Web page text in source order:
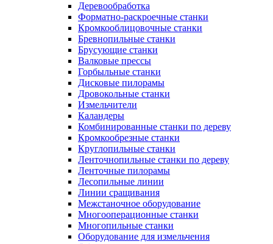
Деревообработка
Форматно-раскроечные станки
Кромкооблицовочные станки
Бревнопильные станки
Брусующие станки
Валковые прессы
Горбыльные станки
Дисковые пилорамы
Дровокольные станки
Измельчители
Каландеры
Комбинированные станки по дереву
Кромкообрезные станки
Круглопильные станки
Ленточнопильные станки по дереву
Ленточные пилорамы
Лесопильные линии
Линии сращивания
Межстаночное оборудование
Многооперационные станки
Многопильные станки
Оборудование для измельчения